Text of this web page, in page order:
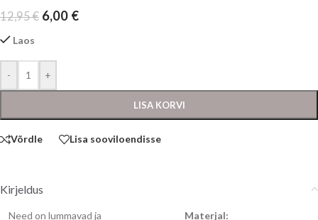
12,95€ 6,00 €
Laos
- +
LISA KORVI
Võrdle Lisa sooviloendisse
Kirjeldus
Need on lummavad ja
Materjal: